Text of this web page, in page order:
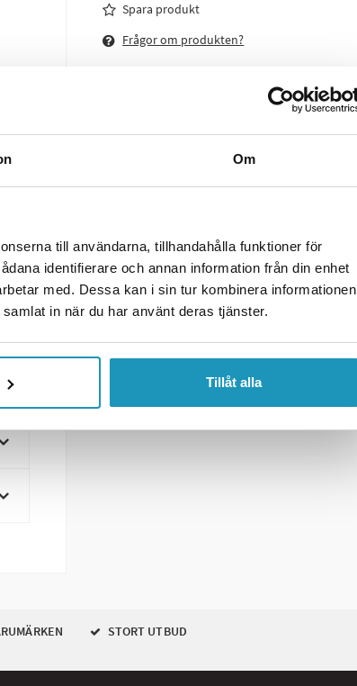
Om
till användarna, tillhandahålla funktioner för
identifierare och annan information från din enhet
med. Dessa kan i sin tur kombinera informationen
in när du har använt deras tjänster.
Tillåt alla
Spara produkt
Frågor om produkten?
STORT UTBUD